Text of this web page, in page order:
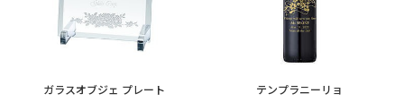
ガラスオブジェ プレート
テンプラニーリョ